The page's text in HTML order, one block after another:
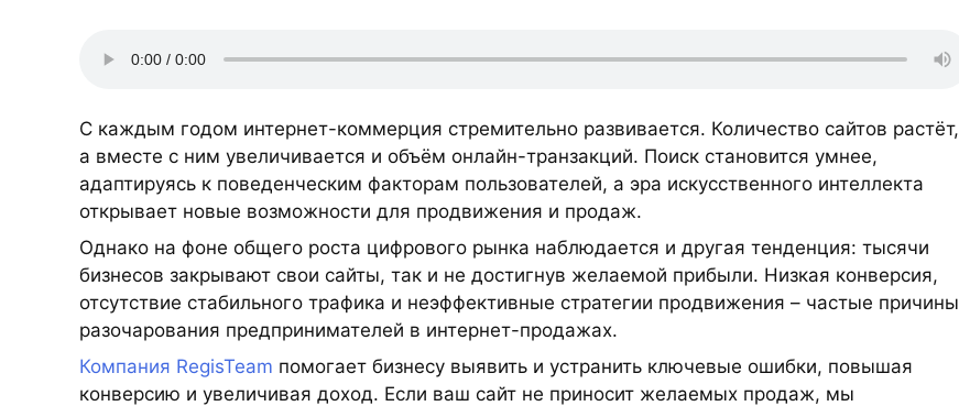
С каждым годом интернет-коммерция стремительно развивается. Количество сайтов растёт,
а вместе с ним увеличивается и объём онлайн-транзакций. Поиск становится умнее,
адаптируясь к поведенческим факторам пользователей, а эра искусственного интеллекта
открывает новые возможности для продвижения и продаж.
Однако на фоне общего роста цифрового рынка наблюдается и другая тенденция: тысячи
бизнесов закрывают свои сайты, так и не достигнув желаемой прибыли. Низкая конверсия,
отсутствие стабильного трафика и неэффективные стратегии продвижения – частые причины
разочарования предпринимателей в интернет-продажах.
Компания RegisTeam помогает бизнесу выявить и устранить ключевые ошибки, повышая
конверсию и увеличивая доход. Если ваш сайт не приносит желаемых продаж, мы